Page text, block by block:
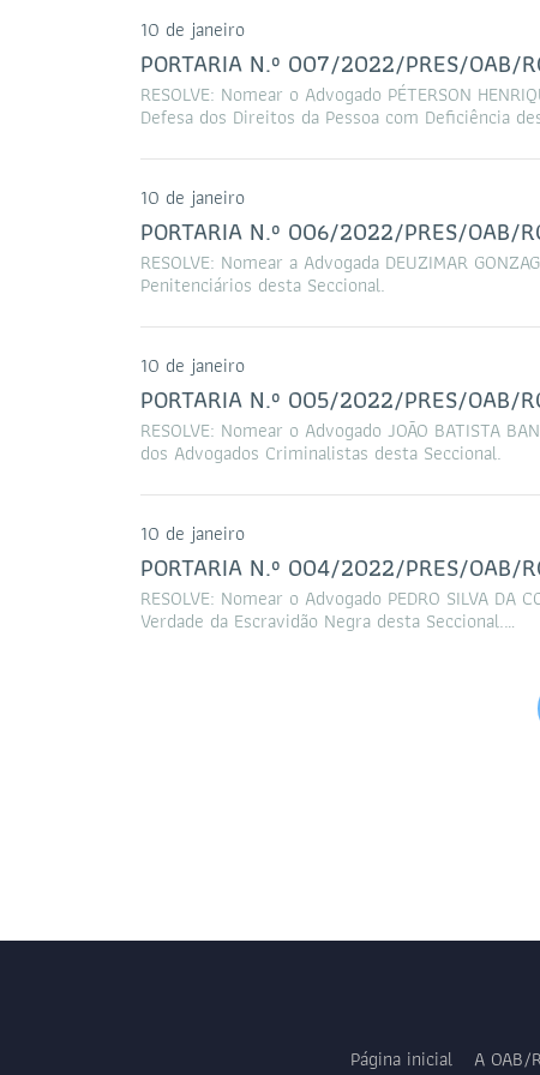
10 de janeiro
PORTARIA N.º 007/2022/PRES/OAB/
RESOLVE: Nomear o Advogado PÉTERSON
Defesa dos Direitos da Pessoa com Deficiência
10 de janeiro
PORTARIA N.º 006/2022/PRES/OAB/
RESOLVE: Nomear a Advogada DEUZIMAR
Penitenciários desta Seccional.
10 de janeiro
PORTARIA N.º 005/2022/PRES/OAB/
RESOLVE: Nomear o Advogado JOÃO BATISTA
dos Advogados Criminalistas desta Seccional.
10 de janeiro
PORTARIA N.º 004/2022/PRES/OAB/
RESOLVE: Nomear o Advogado PEDRO SILVA
Verdade da Escravidão Negra desta Seccional.…
Página inicial A OAB/